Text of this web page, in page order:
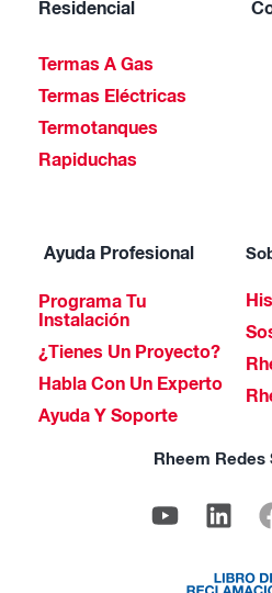
Residencial
Termas A Gas
Termas Eléctricas
Termotanques
Rapiduchas
Ayuda Profesional
Programa Tu
Instalación
¿Tienes Un Proyecto?
Habla Con Un Experto
Ayuda Y Soporte
Rheem Redes